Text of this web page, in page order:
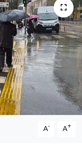
A- A+